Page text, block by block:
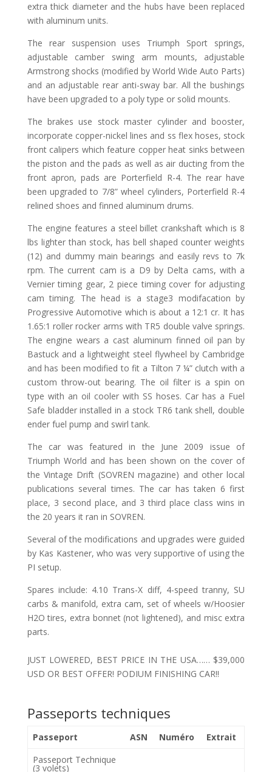
extra thick diameter and the hubs have been replaced
with aluminum units.
The rear suspension uses Triumph Sport springs,
adjustable camber swing arm mounts, adjustable
Armstrong shocks (modified by World Wide Auto Parts)
and an adjustable rear anti-sway bar. All the bushings
have been upgraded to a poly type or solid mounts.
The brakes use stock master cylinder and booster,
incorporate copper-nickel lines and ss flex hoses, stock
front calipers which feature copper heat sinks between
the piston and the pads as well as air ducting from the
front apron, pads are Porterfield R-4. The rear have
been upgraded to 7/8” wheel cylinders, Porterfield R-4
relined shoes and finned aluminum drums.
The engine features a steel billet crankshaft which is 8
lbs lighter than stock, has bell shaped counter weights
(12) and dummy main bearings and easily revs to 7k
rpm. The current cam is a D9 by Delta cams, with a
Vernier timing gear, 2 piece timing cover for adjusting
cam timing. The head is a stage3 modifacation by
Progressive Automotive which is about a 12:1 cr. It has
1.65:1 roller rocker arms with TR5 double valve springs.
The engine wears a cast aluminum finned oil pan by
Bastuck and a lightweight steel flywheel by Cambridge
and has been modified to fit a Tilton 7 ¼” clutch with a
custom throw-out bearing. The oil filter is a spin on
type with an oil cooler with SS hoses. Car has a Fuel
Safe bladder installed in a stock TR6 tank shell, double
ender fuel pump and swirl tank.
The car was featured in the June 2009 issue of
Triumph World and has been shown on the cover of
the Vintage Drift (SOVREN magazine) and other local
publications several times. The car has taken 6 first
place, 3 second place, and 3 third place class wins in
the 20 years it ran in SOVREN.
Several of the modifications and upgrades were guided
by Kas Kastener, who was very supportive of using the
PI setup.
Spares include: 4.10 Trans-X diff, 4-speed tranny, SU
carbs & manifold, extra cam, set of wheels w/Hoosier
H2O tires, extra bonnet (not lightened), and misc extra
parts.
JUST LOWERED, BEST PRICE IN THE USA…… $39,000
USD OR BEST OFFER! PODIUM FINISHING CAR!!
Passeports techniques
Passeport ASN Numéro
Extrait
Passeport Technique
(3 volets)